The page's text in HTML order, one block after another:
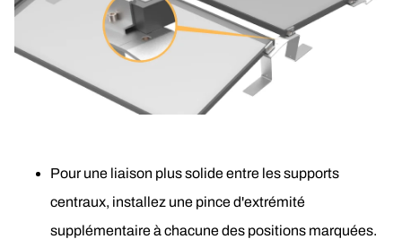
Pour une liaison plus solide entre les supports
centraux, installez une pince d'extrémité
supplémentaire à chacune des positions marquées.